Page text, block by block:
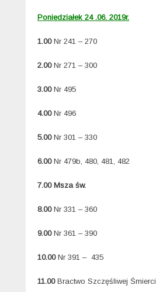
Poniedziałek 24 .06. 2019r.
1.00Nr 241 – 270
2.00Nr 271 – 300
3.00Nr 495
4.00Nr 496
5.00Nr 301 – 330
6.00 Nr 479b, 480, 481, 482
7.00 Msza św.
8.00Nr 331 – 360
9.00Nr 361 – 390
10.00Nr 391 – 435
11.00Bractwo Szczęśliwej Śmierci